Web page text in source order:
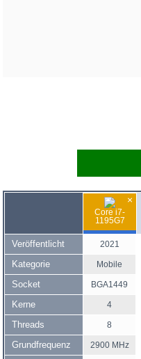
×
Core i7-
1195G7
Veröffentlicht 2021
Kategorie Mobile
Socket BGA1449
Kerne 4
Threads 8
Grundfrequenz 2900 MHz